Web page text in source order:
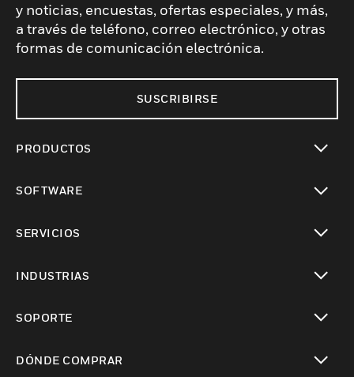
y noticias, encuestas, ofertas especiales, y más,
a través de teléfono, correo electrónico, y otras
formas de comunicación electrónica.
SUSCRIBIRSE
PRODUCTOS
SOFTWARE
SERVICIOS
INDUSTRIAS
SOPORTE
DÓNDE COMPRAR